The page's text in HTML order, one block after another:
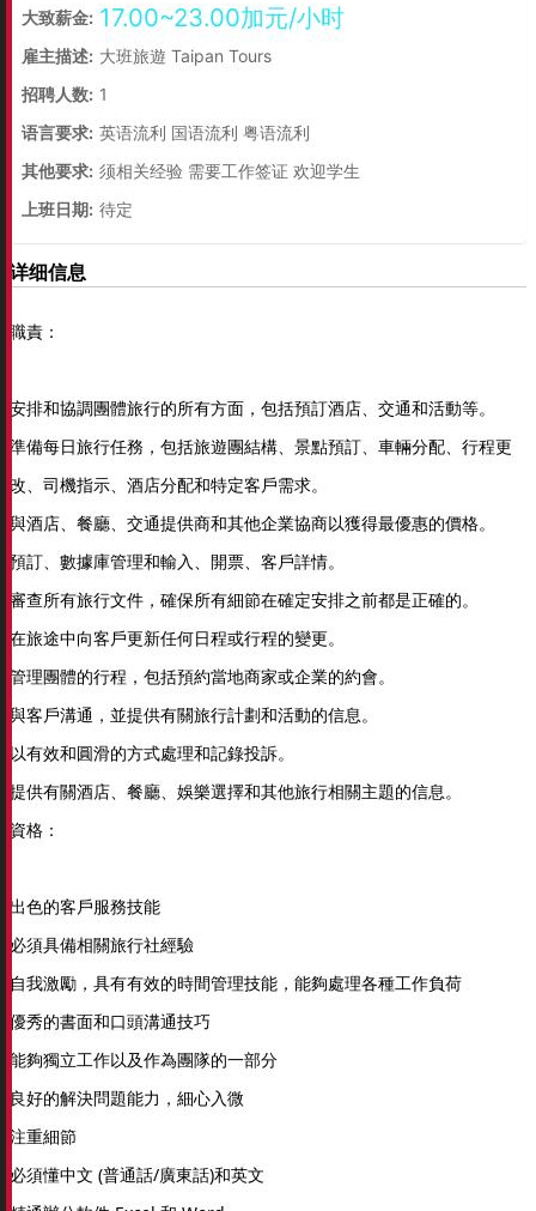
大致薪金: 17.00~23.00加元/小时
雇主描述: 大班旅遊 Taipan Tours
招聘人数: 1
语言要求: 英语流利 国语流利 粤语流利
其他要求: 须相关经验 需要工作签证 欢迎学生
上班日期: 待定
详细信息
職責：
安排和協調團體旅行的所有方面，包括預訂酒店、交通和活動等。
準備每日旅行任務，包括旅遊團結構、景點預訂、車輛分配、行程更
改、司機指示、酒店分配和特定客戶需求。
與酒店、餐廳、交通提供商和其他企業協商以獲得最優惠的價格。
預訂、數據庫管理和輸入、開票、客戶詳情。
審查所有旅行文件，確保所有細節在確定安排之前都是正確的。
在旅途中向客戶更新任何日程或行程的變更。
管理團體的行程，包括預約當地商家或企業的約會。
與客戶溝通，並提供有關旅行計劃和活動的信息。
以有效和圓滑的方式處理和記錄投訴。
提供有關酒店、餐廳、娛樂選擇和其他旅行相關主題的信息。
資格：
出色的客戶服務技能
必須具備相關旅行社經驗
自我激勵，具有有效的時間管理技能，能夠處理各種工作負荷
優秀的書面和口頭溝通技巧
能夠獨立工作以及作為團隊的一部分
良好的解決問題能力，細心入微
注重細節
必須懂中文 (普通話/廣東話)和英文